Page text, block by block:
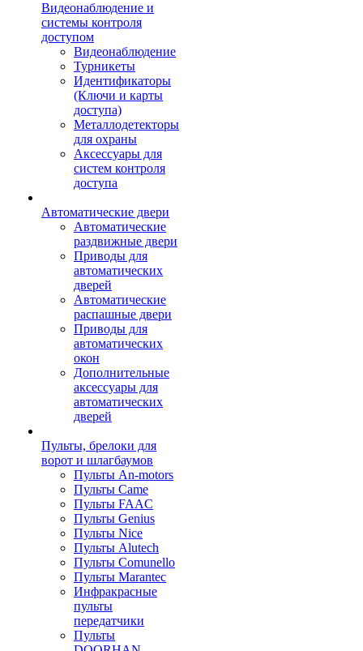
Видеонаблюдение и
системы контроля
доступом
Видеонаблюдение
Турникеты
Идентификаторы
(Ключи и карты
доступа)
Металлодетекторы
для охраны
Аксессуары для
систем контроля
доступа
Автоматические двери
Автоматические
раздвижные двери
Приводы для
автоматических
дверей
Автоматические
распашные двери
Приводы для
автоматических
окон
Дополнительные
аксессуары для
автоматических
дверей
Пульты, брелоки для
ворот и шлагбаумов
Пульты An-motors
Пульты Came
Пульты FAAC
Пульты Genius
Пульты Nice
Пульты Alutech
Пульты Сomunello
Пульты Marantec
Инфракрасные
пульты
передатчики
Пульты